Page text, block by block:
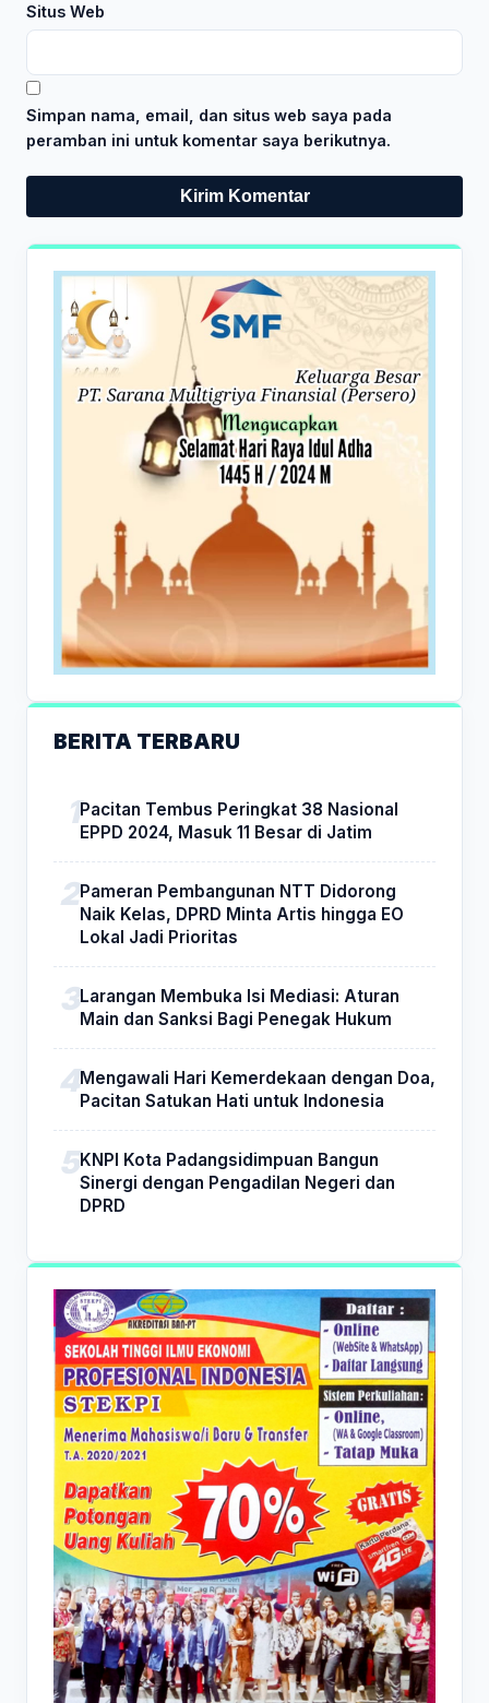
Situs Web
Simpan nama, email, dan situs web saya pada
peramban ini untuk komentar saya berikutnya.
BERITA TERBARU
Pacitan Tembus Peringkat 38 Nasional
EPPD 2024, Masuk 11 Besar di Jatim
Pameran Pembangunan NTT Didorong
Naik Kelas, DPRD Minta Artis hingga EO
Lokal Jadi Prioritas
Larangan Membuka Isi Mediasi: Aturan
Main dan Sanksi Bagi Penegak Hukum
Mengawali Hari Kemerdekaan dengan Doa,
Pacitan Satukan Hati untuk Indonesia
KNPI Kota Padangsidimpuan Bangun
Sinergi dengan Pengadilan Negeri dan
DPRD